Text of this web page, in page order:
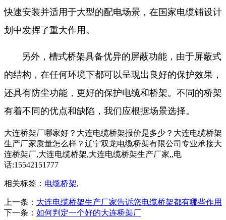
快速安装并适用于大型的配电场景，在国家电缆铺设计
划中发挥了重大作用。
另外，槽式桥架具备优异的屏蔽功能，由于屏蔽式
的结构，在任何环境下都可以呈现出良好的保护效果，
还具有防尘功能，更好的保护电缆和桥架。不同的桥架
有着不同的优点和缺陷，我们应根据场景选择。
大连桥架厂哪家好？大连电缆桥架报价是多少？大连电缆桥架
生产厂家质量怎么样？辽宁双龙电缆桥架有限公司专业承接大
连桥架厂,大连电缆桥架,大连电缆桥架生产厂家,,电
话:15542151777
相关标签： 电缆桥架,
上一条： 大连电缆桥架生产厂家告诉您电缆桥架都有哪些作用
下一条： 如何判定一个好的大连桥架厂